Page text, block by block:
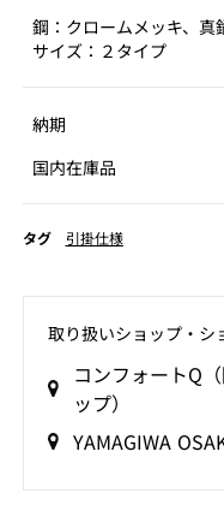
鋼：クロームメッキ、真
サイズ：２タイプ
納期
国内在庫品
タグ 引掛仕様
取り扱いショップ‧シ
コンフォートQ
ップ）
YAMAGIWA